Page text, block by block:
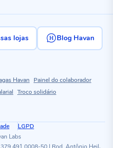
lojas Blog Havan
Havan
Painel do colaborador
Troco solidário
LGPD
Labs